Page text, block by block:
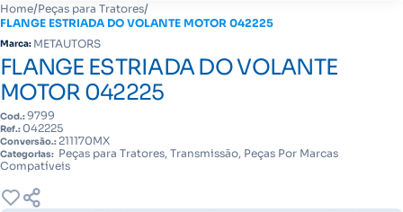
Home/Peças para Tratores/
FLANGE ESTRIADA DO VOLANTE MOTOR 042225
Marca: METAUTORS
FLANGE ESTRIADA DO VOLANTE
MOTOR 042225
Cod.:9799
Ref.: 042225
Conversão.: 211170MX
Categorias: Peças para Tratores, Transmissão, Peças Por Marcas
Compatíveis